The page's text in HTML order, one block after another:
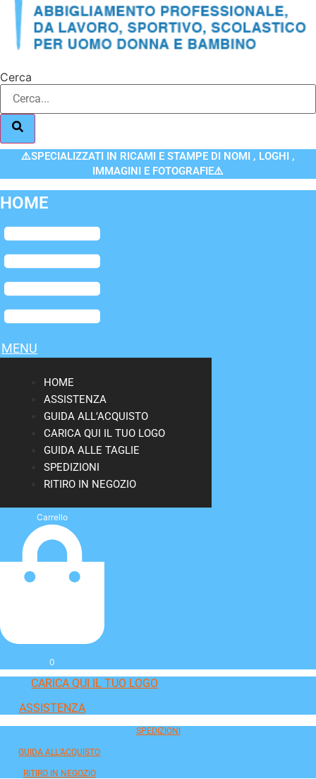
Cerca
⚠️SPECIALIZZATI IN RICAMI E STAMPE DI NOMI , LOGHI ,
IMMAGINI E FOTOGRAFIE⚠️
HOME
Flyout
Menu
MENU
HOME
ASSISTENZA
GUIDA ALL’ACQUISTO
CARICA QUI IL TUO LOGO
GUIDA ALLE TAGLIE
SPEDIZIONI
RITIRO IN NEGOZIO
Carrello
0
CARICA QUI IL TUO LOGO
ASSISTENZA
SPEDIZIONI
GUIDA ALL'ACQUISTO
RITIRO IN NEGOZIO